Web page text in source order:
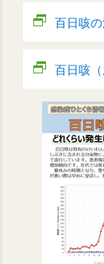
百日咳
百日咳（